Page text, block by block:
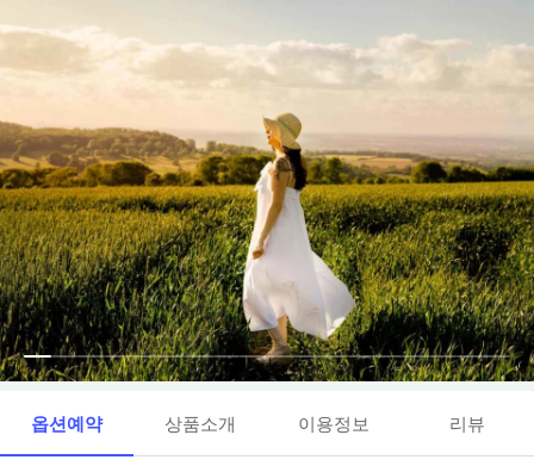
옵션예약 상품소개 이용정보 리뷰